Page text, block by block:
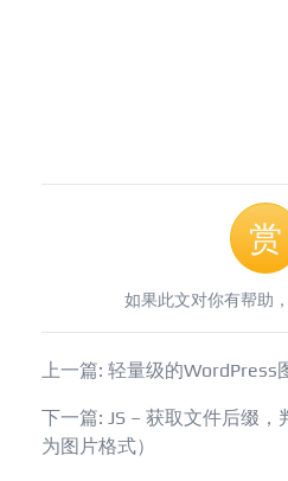
赏
如果此文对你有帮助
上一篇: 轻量级的WordPress
下一篇: JS – 获取文件后缀
为图片格式）